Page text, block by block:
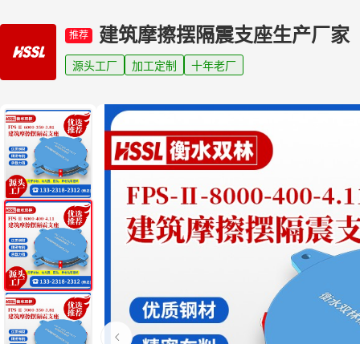
推荐 建筑摩擦摆隔震支座生产厂家
源头工厂 加工定制 十年老厂